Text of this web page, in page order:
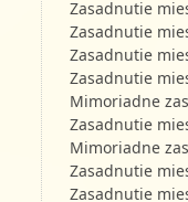
Zasadnutie
Zasadnutie
Zasadnutie
Zasadnutie
Mimoriadne
Zasadnutie
Mimoriadne
Zasadnutie
Zasadnutie